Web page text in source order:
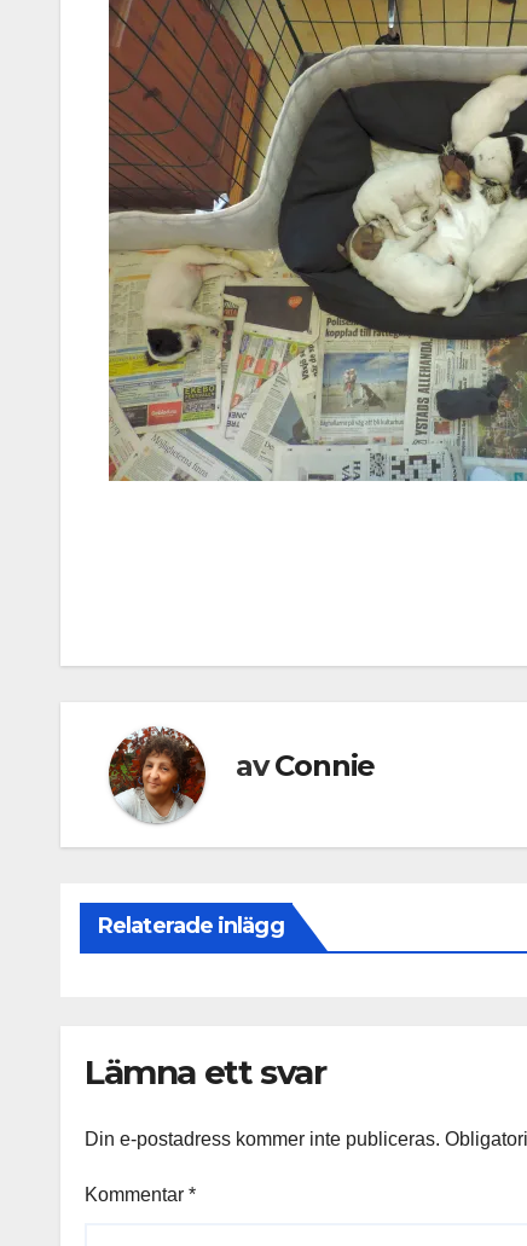
avConnie
Relaterade inlägg
Lämna ett svar
Din e-postadress kommer inte publiceras.
Kommentar *